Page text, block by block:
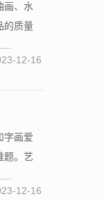
画、水
的质量
12-16
字画爱
题。艺
12-16